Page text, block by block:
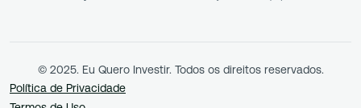
© 2025. Eu Quero Investir. Todos os direitos reservados.
Política de Privacidade